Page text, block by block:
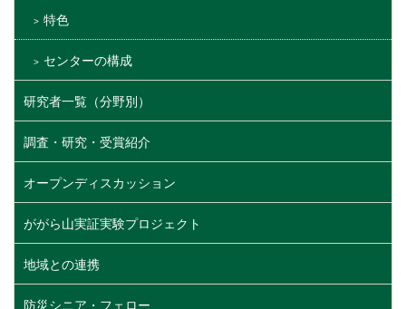
特色
センターの構成
研究者一覧（分野別）
調査・研究・受賞紹介
オープンディスカッション
ががら山実証実験プロジェクト
地域との連携
防災シニア・フェロー